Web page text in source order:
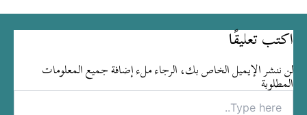
اكتب تعليقًا
لن ننشر الإيميل الخاص بك، الرجاء ملء إضافة جميع المعلومات
المطلوبة
Type
here..